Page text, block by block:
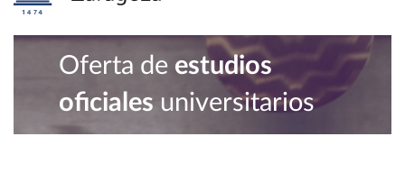
Oferta de estudios
oficiales universitarios